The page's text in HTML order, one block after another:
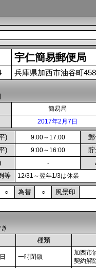
宇仁簡易郵便局
兵庫県加西市油谷町458
簡易局
2017年2月7日
) 9:00～17:00
) 9:00～16:00
-
等 12/31～翌年1/3は休業
○ 為替 ○ 風景印
種類
一時閉鎖
加西市
契約解